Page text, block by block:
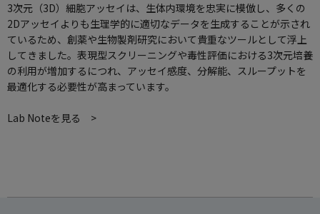
3次元（3D）細胞アッセイは、生体内環境を忠実に模倣し、多くの
2Dアッセイよりも生理学的に適切なデータを生成することが示され
ているため、創薬や生物製剤研究において貴重なツールとして浮上
してきました。表現型スクリーニングや毒性評価における3次元培養
の利用が増加するにつれ、アッセイ感度、分解能、スループットを
最適化する必要性が高まっています。
Lab Noteを見る >